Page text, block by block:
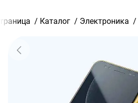
/ Каталог / Электроника /